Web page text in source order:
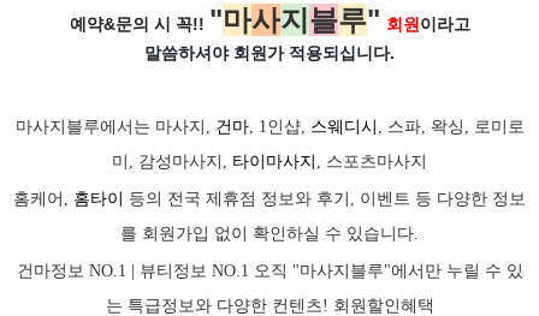
예약&문의 시 꼭!! "마사지 블루" 회원이라고
말씀하셔야 회원가 적용되십니다.
마사지블루에서는 마사지, 건마, 1인샵, 스웨디시 , 스파, 왁싱, 로미로
미, 감성마사지, 타이마사지 , 스포츠마사지
홈케어, 홈타이 등의 전국 제휴점 정보와 후기, 이벤트 등 다양한 정보
를 회원가입 없이 확인하실 수 있습니다.
건마정보 NO.1 | 뷰티정보 NO.1 오직 "마사지블루"에서만 누릴 수 있
는 특급정보와 다양한 컨텐츠! 회원할인혜택